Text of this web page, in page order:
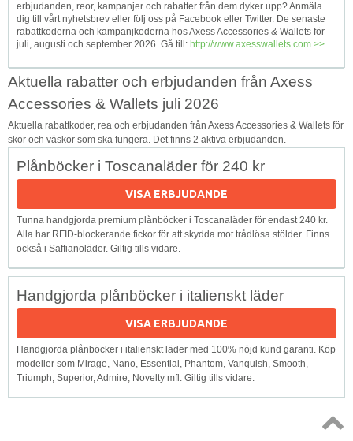
erbjudanden, reor, kampanjer och rabatter från dem dyker upp? Anmäla
dig till vårt nyhetsbrev eller följ oss på Facebook eller Twitter. De senaste
rabattkoderna och kampanjkoderna hos Axess Accessories & Wallets för
juli, augusti och september 2026. Gå till: http://www.axesswallets.com >>
Aktuella rabatter och erbjudanden från Axess
Accessories & Wallets juli 2026
Aktuella rabattkoder, rea och erbjudanden från Axess Accessories & Wallets för
skor och väskor som ska fungera. Det finns 2 aktiva erbjudanden.
Plånböcker i Toscanaläder för 240 kr
VISA ERBJUDANDE
Tunna handgjorda premium plånböcker i Toscanaläder för endast 240 kr.
Alla har RFID-blockerande fickor för att skydda mot trådlösa stölder. Finns
också i Saffianoläder. Giltig tills vidare.
Handgjorda plånböcker i italienskt läder
VISA ERBJUDANDE
Handgjorda plånböcker i italienskt läder med 100% nöjd kund garanti. Köp
modeller som Mirage, Nano, Essential, Phantom, Vanquish, Smooth,
Triumph, Superior, Admire, Novelty mfl. Giltig tills vidare.